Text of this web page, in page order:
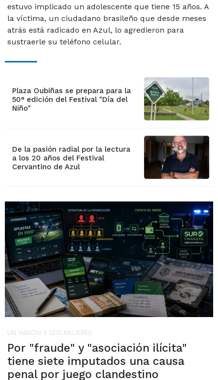
estuvo implicado un adolescente que tiene 15 años. A
la víctima, un ciudadano brasileño que desde meses
atrás está radicado en Azul, lo agredieron para
sustraerle su teléfono celular.
Plaza Oubiñas se prepara para la
50° edición del Festival "Día del
Niño"
De la pasión radial por la lectura
a los 20 años del Festival
Cervantino de Azul
UN VARÓN Y SEIS MUJERES
Por "fraude" y "asociación ilícita"
tiene siete imputados una causa
penal por juego clandestino